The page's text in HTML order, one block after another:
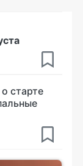
старте